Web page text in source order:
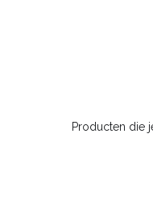
Producten die